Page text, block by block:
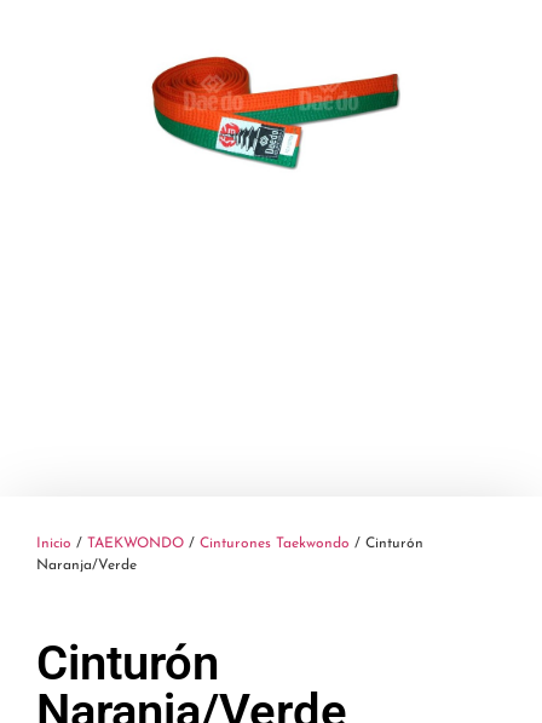
Inicio / TAEKWONDO / Cinturones Taekwondo / Cinturón
Naranja/Verde
Cinturón
Naranja/Verde